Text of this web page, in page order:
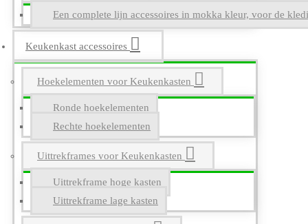
Een complete lijn accessoires in mokka kleur, voor de
Keukenkast accessoires
Hoekelementen voor Keukenkasten
Ronde hoekelementen
Rechte hoekelementen
Uittrekframes voor Keukenkasten
Uittrekframe hoge kasten
Uittrekframe lage kasten